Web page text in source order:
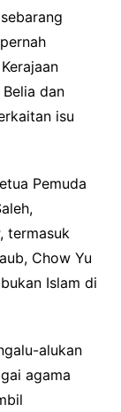
dan
isu
Pemuda
termasuk
Chow Yu
Islam di
alukan
agama